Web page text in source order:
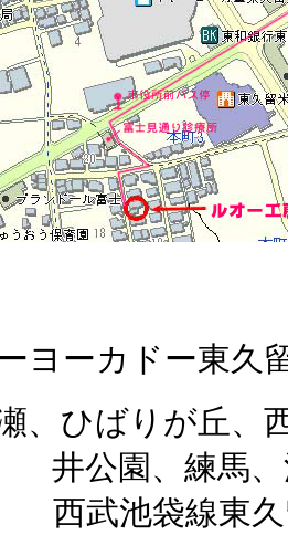
ヨーカドー東久
、ひばりが丘、
井公園、練馬
西武池袋線東